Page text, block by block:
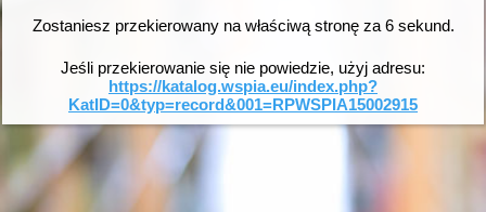
Zostaniesz przekierowany na właściwą stronę za 6sekund.
Jeśli przekierowanie się nie powiedzie, użyj adresu:
https://katalog.wspia.eu/index.php?
KatID=0&typ=record&001=RPWSPIA15002915